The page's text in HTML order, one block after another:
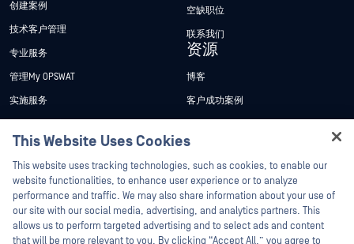
创建案例
技术客户管理
专业服务
管理My OPSWAT
实施服务
技术文档
培训
漏洞计划
合作伙伴
认证
空缺职位
联系我们
资源
博客
客户成功案例
新闻报道
活动
网络研讨会
产品型录
This Website Uses Cookies
This website uses tracking technologies, such as cookies, to enable our
website functionalities, to enhance user experience or to analyze
performance and traffic. We may also share information about your use of
our site with our social media, advertising, and analytics partners. This
allows us to perform targeted advertising and to select ads and content
that will be more relevant to you. By clicking “Accept All,” you agree to
Hey there!
I'm Ozzy, your OPSWAT virtual assistant.
How can I help you secure what's critical
today?